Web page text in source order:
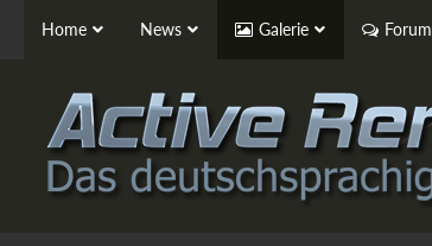
Home News Galerie Forum